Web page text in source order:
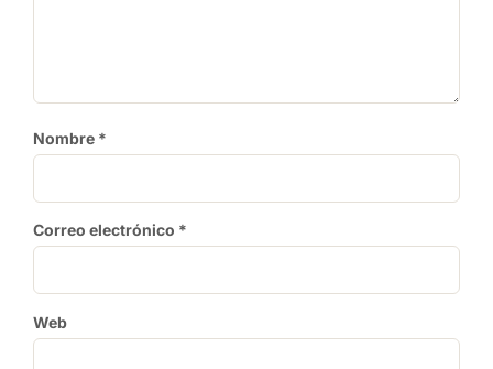
Nombre *
Correo electrónico *
Web